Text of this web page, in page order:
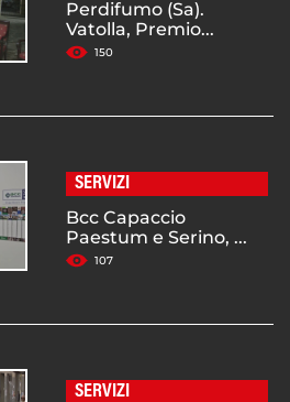
Perdifumo (Sa).
Vatolla, Premio...
150
SERVIZI
Bcc Capaccio
Paestum e Serino, ...
107
SERVIZI